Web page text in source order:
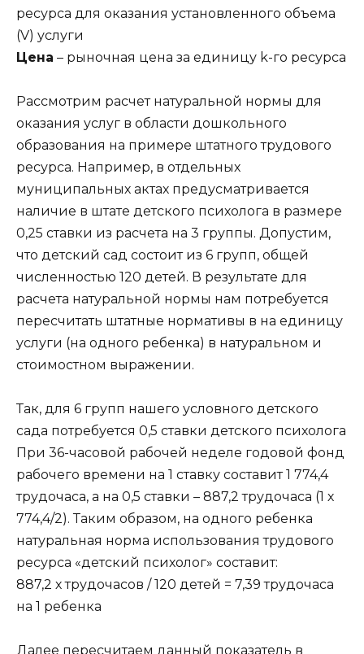
ресурса для оказания установленного объема
(V) услуги
Цена – рыночная цена за единицу k-го ресурса
Рассмотрим расчет натуральной нормы для
оказания услуг в области дошкольного
образования на примере штатного трудового
ресурса. Например, в отдельных
муниципальных актах предусматривается
наличие в штате детского психолога в размере
0,25 ставки из расчета на 3 группы. Допустим,
что детский сад состоит из 6 групп, общей
численностью 120 детей. В результате для
расчета натуральной нормы нам потребуется
пересчитать штатные нормативы в на единицу
услуги (на одного ребенка) в натуральном и
стоимостном выражении.
Так, для 6 групп нашего условного детского
сада потребуется 0,5 ставки детского психолога
При 36-часовой рабочей неделе годовой фонд
рабочего времени на 1 ставку составит 1 774,4
трудочаса, а на 0,5 ставки – 887,2 трудочаса (1 х
774,4/2). Таким образом, на одного ребенка
натуральная норма использования трудового
ресурса «детский психолог» составит:
887,2 х трудочасов / 120 детей = 7,39 трудочаса
на 1 ребенка
Далее пересчитаем данный показатель в